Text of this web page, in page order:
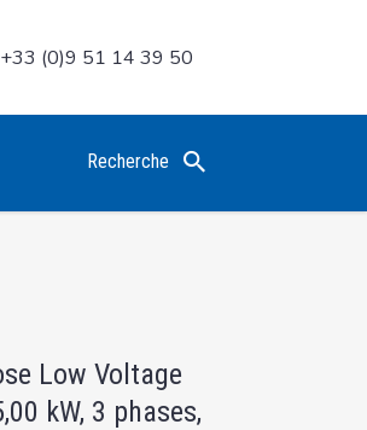
+33 (0)9 51 14 39 50
Recherche
Low Voltage
kW, 3 phases,